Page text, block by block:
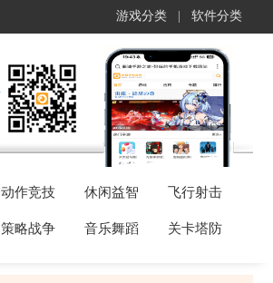
游戏分类 软件分类
动作竞技 休闲益智 飞行射击
策略战争 音乐舞蹈 关卡塔防